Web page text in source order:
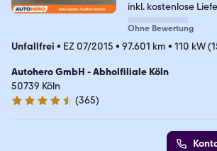
inkl. kostenlose
Ohne Bewertung
Unfallfrei • EZ 07/2015 • 97.601 km • 110 kW
Autohero GmbH - Abholfiliale Köln
50739 Köln
4.6 Sterne
(365)